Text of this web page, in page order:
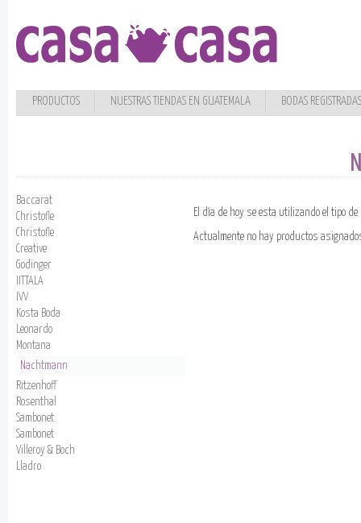
PRODUCTOS NUESTRAS TIENDAS EN GUATEMALA BODAS REGISTRADAS
Baccarat
Christofle
Christofle
Creative
Godinger
IITTALA
IVV
Kosta Boda
Leonardo
Montana
Nachtmann
Ritzenhoff
Rosenthal
Sambonet
Sambonet
Villeroy & Boch
Lladro
El día de hoy se esta utilizando el tipo
Actualmente no hay productos